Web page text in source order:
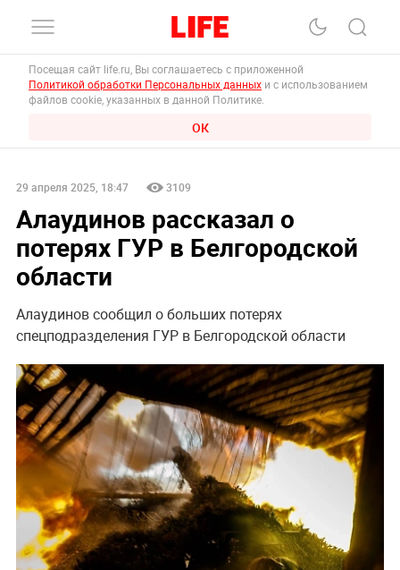
Посещая сайт life.ru, Вы соглашаетесь с приложенной
Политикой обработки Персональных данных и с использованием
файлов cookie, указанных в данной Политике.
ОК
29 апреля 2025, 18:47 3109
Алаудинов рассказал о
потерях ГУР в Белгородской
области
Алаудинов сообщил о больших потерях
спецподразделения ГУР в Белгородской области